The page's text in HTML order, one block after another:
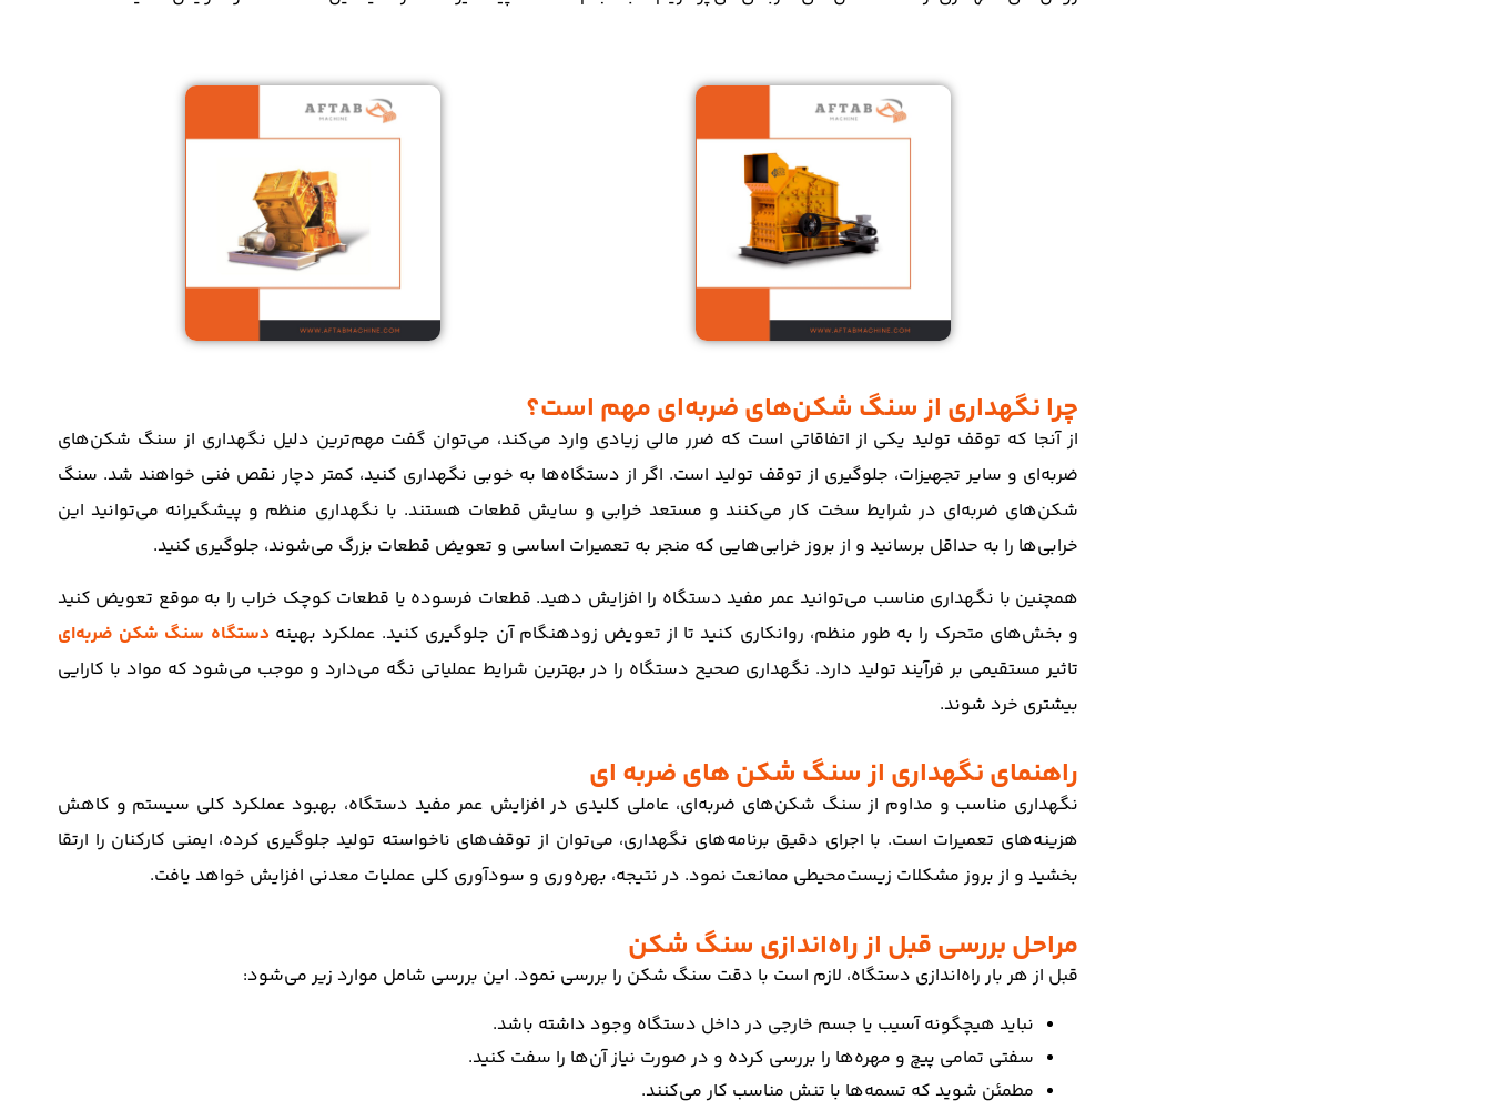
چرا نگهداری از سنگ شکن‌های ضربه‌ای مهم است؟
از آنجا که توقف تولید یکی از اتفاقاتی است که ضرر مالی زیادی وارد می‌کند، می‌توان گفت مهم‌ترین دلیل نگهداری از سنگ شکن‌های
ضربه‌ای و سایر تجهیزات، جلوگیری از توقف تولید است. اگر از دستگاه‌ها به خوبی نگهداری کنید، کمتر دچار نقص فنی خواهند شد. سنگ
شکن‌های ضربه‌ای در شرایط سخت کار می‌کنند و مستعد خرابی و سایش قطعات هستند. با نگهداری منظم و پیشگیرانه می‌توانید این
خرابی‌ها را به حداقل برسانید و از بروز خرابی‌هایی که منجر به تعمیرات اساسی و تعویض قطعات بزرگ می‌شوند، جلوگیری کنید.
همچنین با نگهداری مناسب می‌توانید عمر مفید دستگاه را افزایش دهید. قطعات فرسوده یا قطعات کوچک خراب را به موقع تعویض کنید
و بخش‌های متحرک را به طور منظم، روانکاری کنید تا از تعویض زودهنگام آن جلوگیری کنید. عملکرد بهینهدستگاه سنگ شکن‌ ضربه‌ای
تاثیر مستقیمی بر فرآیند تولید دارد. نگهداری صحیح دستگاه را در بهترین شرایط عملیاتی نگه می‌دارد و موجب می‌شود که مواد با کارایی
بیشتری خرد شوند.
راهنمای نگهداری از سنگ شکن های ضربه ای
نگهداری مناسب و مداوم از سنگ شکن‌های ضربه‌ای، عاملی کلیدی در افزایش عمر مفید دستگاه، بهبود عملکرد کلی سیستم و کاهش
هزینه‌های تعمیرات است. با اجرای دقیق برنامه‌های نگهداری، می‌توان از توقف‌های ناخواسته تولید جلوگیری کرده، ایمنی کارکنان را ارتقا
بخشید و از بروز مشکلات زیست‌محیطی ممانعت نمود. در نتیجه، بهره‌وری و سودآوری کلی عملیات معدنی افزایش خواهد یافت.
مراحل بررسی قبل از راه‌اندازی سنگ شکن
قبل از هر بار راه‌اندازی دستگاه، لازم است با دقت سنگ شکن را بررسی نمود. این بررسی شامل موارد زیر می‌شود:
نباید هیچگونه آسیب یا جسم خارجی در داخل دستگاه وجود داشته باشد.
سفتی تمامی پیچ و مهره‌ها را بررسی کرده و در صورت نیاز آن‌ها را سفت کنید.
مطمئن شوید که تسمه‌ها با تنش مناسب کار می‌کنند.